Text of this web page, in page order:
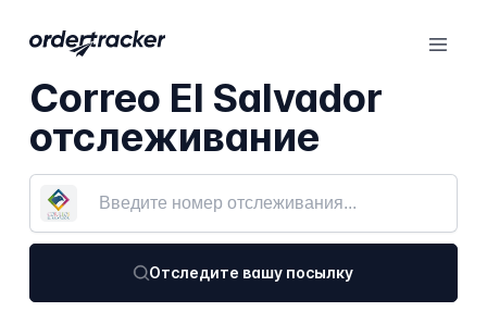
Correo El Salvador
отслеживание
Отследите вашу посылку